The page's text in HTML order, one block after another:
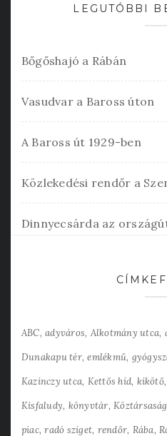
LEGUTÓBBI
Bőgőshajó a Rábán
Vasudvar a Baross úton
A Baross út 1929-ben
Közlekedési rendőr a
Dinnyecsárda az
ABC adyváros Alkotmány utca
Dunakapu tér emlékmű
Kazinczy utca Kettős híd kikötő
Kisfaludy könyvtár
piac radó sziget rendőr Rába